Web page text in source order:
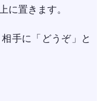
に置きます。
手に「どうぞ」と